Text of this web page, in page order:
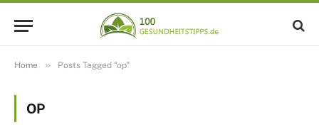
Home » Posts Tagged "op"
OP